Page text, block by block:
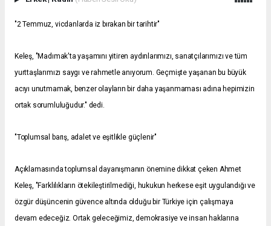
"2 Temmuz, vicdanlarda iz bırakan bir tarihtir"
Keleş, "Madımak'ta yaşamını yitiren aydınlarımızı, sanatçılarımızı ve tüm
yurttaşlarımızı saygı ve rahmetle anıyorum. Geçmişte yaşanan bu büyük
acıyı unutmamak, benzer olayların bir daha yaşanmaması adına hepimizin
ortak sorumluluğudur." dedi.
"Toplumsal barış, adalet ve eşitlikle güçlenir"
Açıklamasında toplumsal dayanışmanın önemine dikkat çeken Ahmet
Keleş, "Farklılıkların ötekileştirilmediği, hukukun herkese eşit uygulandığı ve
özgür düşüncenin güvence altında olduğu bir Türkiye için çalışmaya
devam edeceğiz. Ortak geleceğimiz, demokrasiye ve insan haklarına